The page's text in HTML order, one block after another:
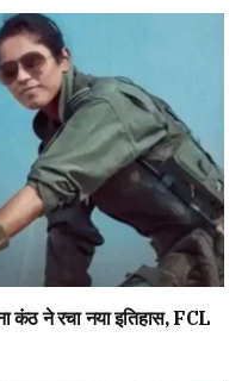
कंठ ने रचा नया इतिहास, FCL